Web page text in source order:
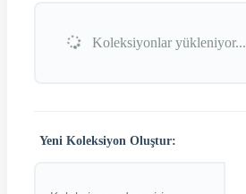
Koleksiyonlar yükleniyor...
Yeni Koleksiyon Oluştur: